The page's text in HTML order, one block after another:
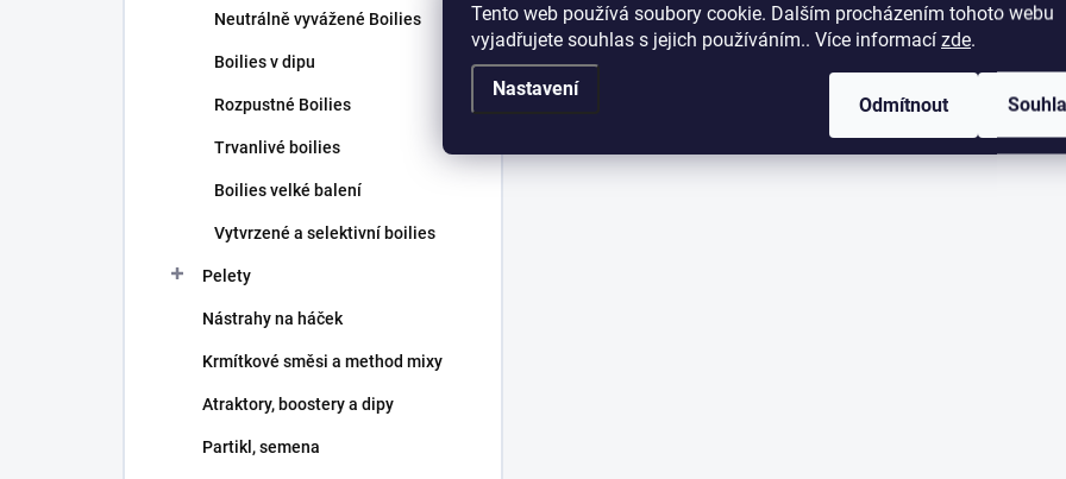
Tento web používá soubory cookie. Dalším procházením tohoto webu
vyjadřujete souhlas s jejich používáním.. Více informací zde.
Nastavení
Odmítnout
Neutrálně vyvážené Boilies
Boilies v dipu
Rozpustné Boilies
Trvanlivé boilies
Boilies velké balení
Vytvrzené a selektivní boilies
Pelety
Nástrahy na háček
Krmítkové směsi a method mixy
Atraktory, boostery a dipy
Partikl, semena